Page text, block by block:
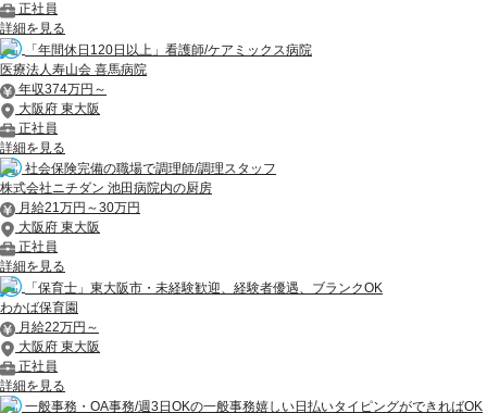
正社員
詳細を見る
「年間休日120日以上」看護師/ケアミックス病院
医療法人寿山会 喜馬病院
年収374万円～
大阪府 東大阪
正社員
詳細を見る
社会保険完備の職場で調理師/調理スタッフ
株式会社ニチダン 池田病院内の厨房
月給21万円～30万円
大阪府 東大阪
正社員
詳細を見る
「保育士」東大阪市・未経験歓迎、経験者優遇、ブランクOK
わかば保育園
月給22万円～
大阪府 東大阪
正社員
詳細を見る
一般事務・OA事務/週3日OKの一般事務嬉しい日払いタイピングができればOK